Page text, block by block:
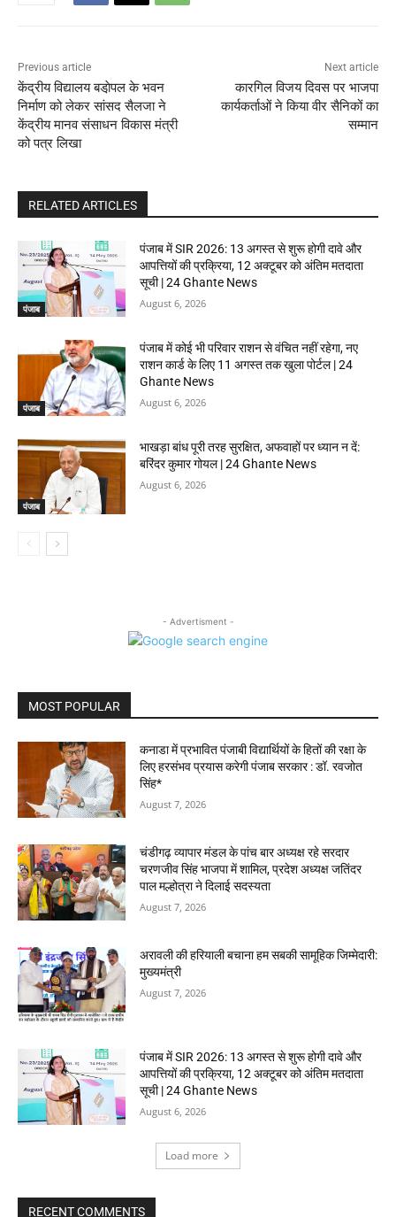
Previous article
केंद्रीय विद्यालय बडा़ेपल के भवन
निर्माण को लेकर सांसद सैलजा ने
केंद्रीय मानव संसाधन विकास मंत्री
को पत्र लिखा
Next article
कारगिल विजय दिवस पर भाजपा
कार्यकर्ताओं ने किया वीर सैनिकों का
सम्मान
RELATED ARTICLES
पंजाब
पंजाब में SIR 2026: 13 अगस्त से शुरू होगी दावे और
आपत्तियों की प्रक्रिया, 12 अक्टूबर को अंतिम मतदाता
सूची | 24 Ghante News
August 6, 2026
पंजाब
पंजाब में कोई भी परिवार राशन से वंचित नहीं रहेगा, नए
राशन कार्ड के लिए 11 अगस्त तक खुला पोर्टल | 24
Ghante News
August 6, 2026
पंजाब
भाखड़ा बांध पूरी तरह सुरक्षित, अफवाहों पर ध्यान न दें:
बरिंदर कुमार गोयल | 24 Ghante News
August 6, 2026
- Advertisment -
MOST POPULAR
कनाडा में प्रभावित पंजाबी विद्यार्थियों के हितों की रक्षा के
लिए हरसंभव प्रयास करेगी पंजाब सरकार : डॉ. रवजोत
सिंह*
August 7, 2026
चंडीगढ़ व्यापार मंडल के पांच बार अध्यक्ष रहे सरदार
चरणजीव सिंह भाजपा में शामिल, प्रदेश अध्यक्ष जतिंदर
पाल मल्होत्रा ने दिलाई सदस्यता
August 7, 2026
अरावली की हरियाली बचाना हम सबकी सामूहिक जिम्मेदारी:
मुख्यमंत्री
August 7, 2026
पंजाब में SIR 2026: 13 अगस्त से शुरू होगी दावे और
आपत्तियों की प्रक्रिया, 12 अक्टूबर को अंतिम मतदाता
सूची | 24 Ghante News
August 6, 2026
Load more
RECENT COMMENTS